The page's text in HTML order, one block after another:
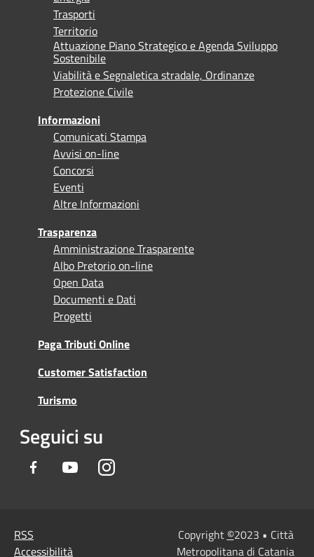
Trasporti
Territorio
Attuazione Piano Strategico e Agenda Sviluppo
Sostenibile
Viabilità e Segnaletica stradale, Ordinanze
Protezione Civile
Informazioni
Comunicati Stampa
Avvisi on-line
Concorsi
Eventi
Altre Informazioni
Trasparenza
Amministrazione Trasparente
Albo Pretorio on-line
Open Data
Documenti e Dati
Progetti
Paga Tributi Online
Customer Satisfaction
Turismo
Seguici su
Facebook YoutubeInstagram
RSS
Accessibilità
Copyright ©2023 • Città
Metropolitana di Catania